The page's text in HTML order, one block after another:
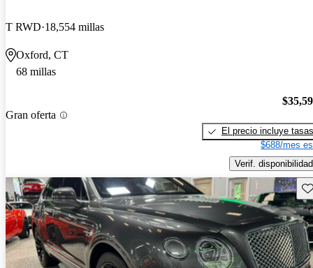
T RWD 18,554 millas
Oxford, CT
68 millas
Gran oferta
El precio incluye tasas
$688/mes
Verif. disponibilidad